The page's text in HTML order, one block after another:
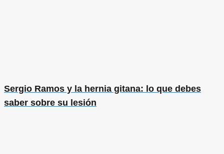
Sergio Ramos y la hernia gitana: lo que debes
saber sobre su lesión